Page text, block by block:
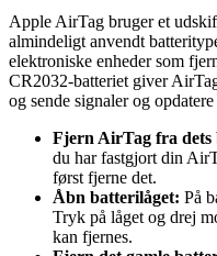
Apple AirTag bruger et
almindeligt anvendt
elektroniske enheder som
CR2032-batteriet giver
og sende signaler og
Fjern AirTag fra dets
du har fastgjort din
først fjerne det.
Åbn batterilåget: På
Tryk på låget og drej
kan fjernes.